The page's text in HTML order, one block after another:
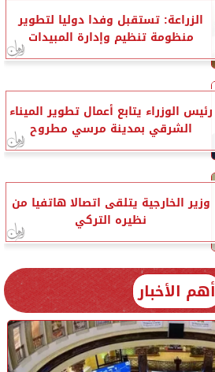
الزراعة: تستقبل وفدا دوليا لتطوير
منظومة تنظيم وإدارة المبيدات
رئيس الوزراء يتابع أعمال تطوير الميناء
الشرقي بمدينة مرسي مطروح
وزير الخارجية يتلقى اتصالا هاتفيا من
نظيره التركي
أهم الأخبار